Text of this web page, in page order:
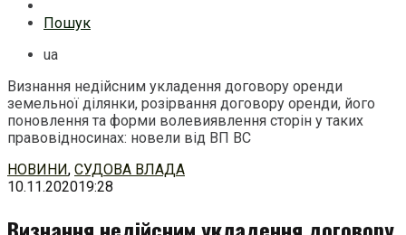
Пошук
ua
Визнання недійсним укладення договору оренди
земельної ділянки, розірвання договору оренди, його
поновлення та форми волевиявлення сторін у таких
правовідносинах: новели від ВП ВС
Перейти
до
НОВИНИ, СУДОВА ВЛАДА
10.11.202019:28